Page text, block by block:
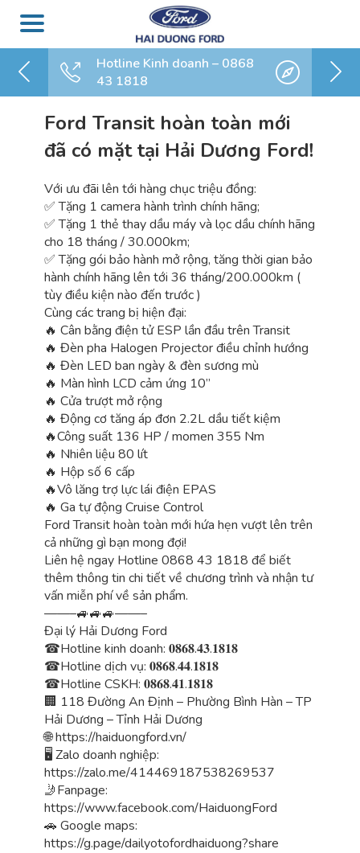
Hotline Kinh doanh – 0868
43 1818
Ford Transit hoàn toàn mới
đã có mặt tại Hải Dương Ford!
Với ưu đãi lên tới hàng chục triệu đồng:
✅ Tặng 1 camera hành trình chính hãng;
✅ Tặng 1 thẻ thay dầu máy và lọc dầu chính hãng
cho 18 tháng / 30.000km;
✅ Tặng gói bảo hành mở rộng, tăng thời gian bảo
hành chính hãng lên tới 36 tháng/200.000km (
tùy điều kiện nào đến trước )
Cùng các trang bị hiện đại:
🔥 Cân bằng điện tử ESP lần đầu trên Transit
🔥 Đèn pha Halogen Projector điều chỉnh hướng
🔥 Đèn LED ban ngày & đèn sương mù
🔥 Màn hình LCD cảm ứng 10”
🔥 Cửa trượt mở rộng
🔥 Động cơ tăng áp đơn 2.2L dầu tiết kiệm
🔥Công suất 136 HP / momen 355 Nm
🔥 Nhiên liệu 80 lít
🔥 Hộp số 6 cấp
🔥Vô lăng trợ lực lái điện EPAS
🔥 Ga tự động Cruise Control
Ford Transit hoàn toàn mới hứa hẹn vượt lên trên
cả những gì bạn mong đợi!
Liên hệ ngay Hotline 0868 43 1818 để biết
thêm thông tin chi tiết về chương trình và nhận tư
vấn miễn phí về sản phẩm.
——–🚙🚙🚙——–
Đại lý Hải Dương Ford
☎Hotline kinh doanh: 𝟎𝟖𝟔𝟖.𝟒𝟑.𝟏𝟖𝟏𝟖
☎Hotline dịch vụ: 𝟎𝟖𝟔𝟖.𝟒𝟒.𝟏𝟖𝟏𝟖
☎Hotline CSKH: 𝟎𝟖𝟔𝟖.𝟒𝟏.𝟏𝟖𝟏𝟖
🏢 118 Đường An Định – Phường Bình Hàn – TP
Hải Dương – Tỉnh Hải Dương
🌐 https://haiduongford.vn/
🖥 Zalo doanh nghiệp:
https://zalo.me/414469187538269537
🤳Fanpage:
https://www.facebook.com/HaiduongFord
🚗 Google maps:
https://g.page/dailyotofordhaiduong?share